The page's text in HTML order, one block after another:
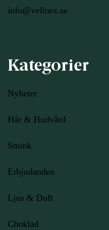
info@vellnez.se
Kategorier
Nyheter
Hår & Hudvård
Smink
Erbjudanden
Ljus & Doft
Choklad